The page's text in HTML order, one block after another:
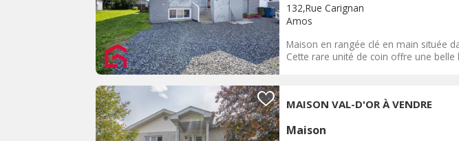
132,Rue Carignan
Amos
Maison en rangée clé en main située
Cette rare unité de coin offre une belle
MAISON VAL-D'OR À VENDRE
Maison